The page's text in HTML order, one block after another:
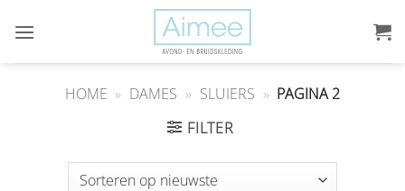
naar
HOME » DAMES » SLUIERS » PAGINA 2
FILTER